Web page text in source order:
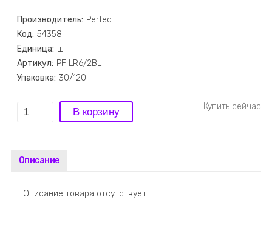
Производитель: Perfeo
Код: 54358
Единица: шт.
Артикул: PF LR6/2BL
Упаковка: 30/120
Описание
Описание товара отсутствует